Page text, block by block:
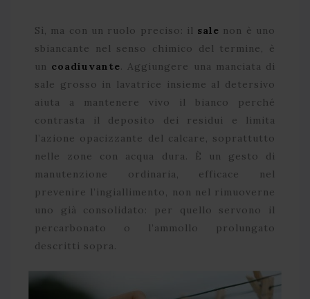
Sì, ma con un ruolo preciso: il sale non è uno
sbiancante nel senso chimico del termine, è
un coadiuvante. Aggiungere una manciata di
sale grosso in lavatrice insieme al detersivo
aiuta a mantenere vivo il bianco perché
contrasta il deposito dei residui e limita
l’azione opacizzante del calcare, soprattutto
nelle zone con acqua dura. È un gesto di
manutenzione ordinaria, efficace nel
prevenire l’ingiallimento, non nel rimuoverne
uno già consolidato: per quello servono il
percarbonato o l’ammollo prolungato
descritti sopra.